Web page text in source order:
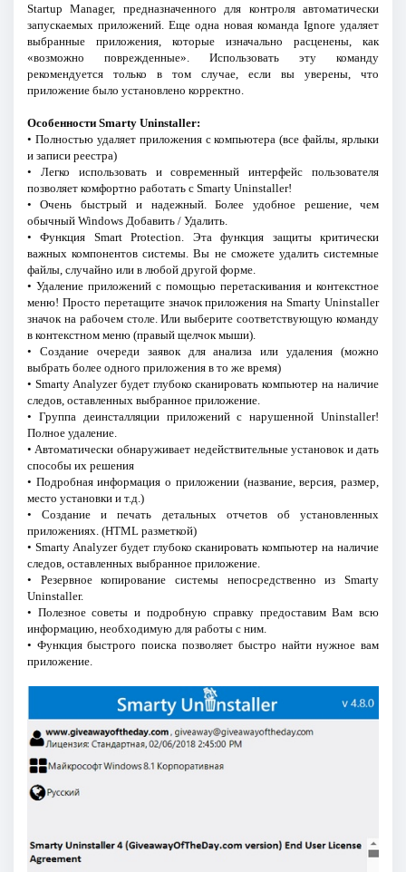
Startup Manager, предназначенного для контроля автоматически
запускаемых приложений. Еще одна новая команда Ignore удаляет
выбранные приложения, которые изначально расценены, как
«возможно поврежденные». Использовать эту команду
рекомендуется только в том случае, если вы уверены, что
приложение было установлено корректно.
Особенности Smarty Uninstaller:
• Полностью удаляет приложения с компьютера (все файлы, ярлыки
и записи реестра)
• Легко использовать и современный интерфейс пользователя
позволяет комфортно работать с Smarty Uninstaller!
• Очень быстрый и надежный. Более удобное решение, чем
обычный Windows Добавить / Удалить.
• Функция Smart Protection. Эта функция защиты критически
важных компонентов системы. Вы не сможете удалить системные
файлы, случайно или в любой другой форме.
• Удаление приложений с помощью перетаскивания и контекстное
меню! Просто перетащите значок приложения на Smarty Uninstaller
значок на рабочем столе. Или выберите соответствующую команду
в контекстном меню (правый щелчок мыши).
• Создание очереди заявок для анализа или удаления (можно
выбрать более одного приложения в то же время)
• Smarty Analyzer будет глубоко сканировать компьютер на наличие
следов, оставленных выбранное приложение.
• Группа деинсталляции приложений с нарушенной Uninstaller!
Полное удаление.
• Автоматически обнаруживает недействительные установок и дать
способы их решения
• Подробная информация о приложении (название, версия, размер,
место установки и т.д.)
• Создание и печать детальных отчетов об установленных
приложениях. (HTML разметкой)
• Smarty Analyzer будет глубоко сканировать компьютер на наличие
следов, оставленных выбранное приложение.
• Резервное копирование системы непосредственно из Smarty
Uninstaller.
• Полезное советы и подробную справку предоставим Вам всю
информацию, необходимую для работы с ним.
• Функция быстрого поиска позволяет быстро найти нужное вам
приложение.